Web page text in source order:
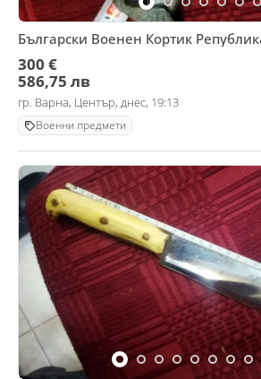
Български Военен Кортик
300 €
586,75 лв
гр. Варна, Център, днес, 19:13
Военни предмети